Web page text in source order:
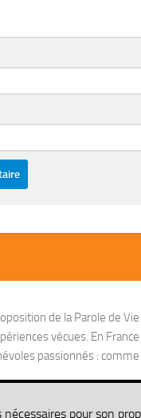
de la Parole de
vécues. En
passionnés :
nécessaires pour son